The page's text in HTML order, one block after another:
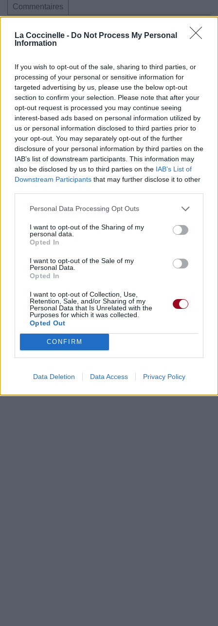
La Coccinelle - Do Not Process My Personal
Information
If you wish to opt-out of the sale, sharing to third parties, or
processing of your personal or sensitive information for
targeted advertising by us, please use the below opt-out
section to confirm your selection. Please note that after your
opt-out request is processed you may continue seeing
interest-based ads based on personal information utilized by
us or personal information disclosed to third parties prior to
your opt-out. You may separately opt-out of the further
disclosure of your personal information by third parties on the
IAB’s list of downstream participants. This information may
also be disclosed by us to third parties on the IAB’s List of
Downstream Participants that may further disclose it to other
Personal Data Processing Opt Outs
I want to opt-out of the Sharing of my
personal data.
Opted In
I want to opt-out of the Sale of my
Personal Data.
Opted In
I want to opt-out of Collection, Use,
Retention, Sale, and/or Sharing of my
Personal Data that Is Unrelated with the
Purposes for which it was collected.
Opted Out
CONFIRM
Data Deletion Data Access Privacy Policy
Commentaires
Vous aimez chanter, apprenez la guitare chez
Télécharger légalement les MP3 sur
Télécharger légalement les MP3 ou trouver le CD sur
Trouver des vinyles et des CD sur
Trouver un instrument de musique ou une partition au
meilleur prix sur
Paroles + Traduction Téléchargement
Vidéos
Voir la vidéo de «Love in a Time of
Surveillance»
Concert/Live Concert/Live
Paroles + Traduction Téléchargement
Commentaires